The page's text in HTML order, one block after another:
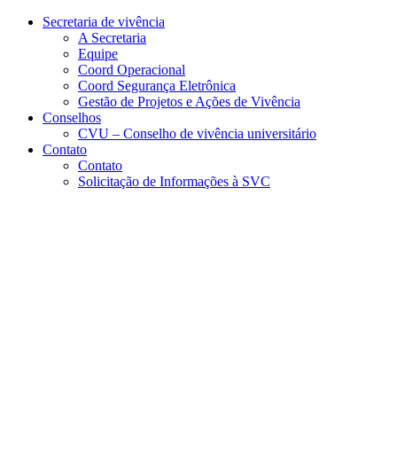
Conteúdo principal Menu principal
Secretaria de vivência
A Secretaria
Equipe
Coord Operacional
Coord Segurança Eletrônica
Gestão de Projetos e Ações de Vivência
Conselhos
CVU – Conselho de vivência universitário
Contato
Contato
Solicitação de Informações à SVC